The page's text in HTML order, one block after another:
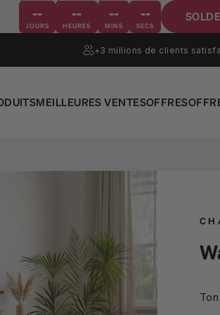
--
JOURS
--
HEURES
--
MINS
--
SECS
+3 millions de clients
MEILLEURES VENTESOFFRES